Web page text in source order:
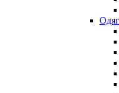
Одяг